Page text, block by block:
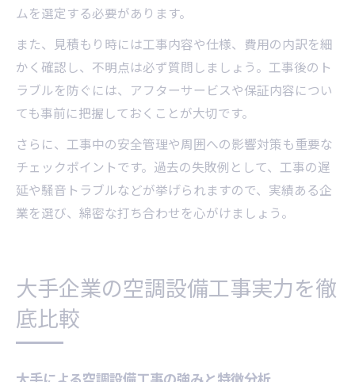
ムを選定する必要があります。
また、見積もり時には工事内容や仕様、費用の内訳を細
かく確認し、不明点は必ず質問しましょう。工事後のト
ラブルを防ぐには、アフターサービスや保証内容につい
ても事前に把握しておくことが大切です。
さらに、工事中の安全管理や周囲への影響対策も重要な
チェックポイントです。過去の失敗例として、工事の遅
延や騒音トラブルなどが挙げられますので、実績ある企
業を選び、綿密な打ち合わせを心がけましょう。
大手企業の空調設備工事実力を徹
底比較
大手による空調設備工事の強みと特徴分析